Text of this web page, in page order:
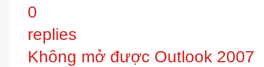
0
replies
Không mở được Outlook 2007